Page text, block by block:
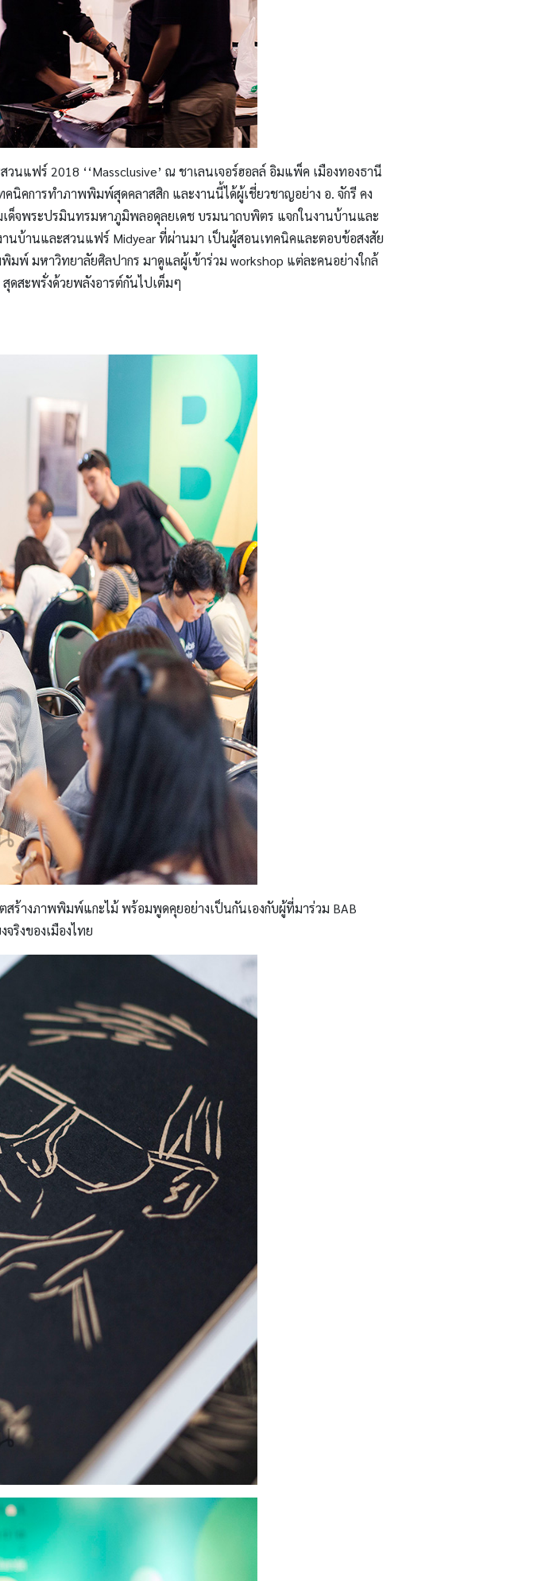
แฟร์ 2018 ‘‘Massclusive’ ณ ชาเลนเจอร์ฮอลล์ อิมแพ็ค เมืองทองธานี
นิคการทำภาพพิมพ์สุดคลาสสิก และงานนี้ได้ผู้เชี่ยวชาญอย่าง อ. จักรี คง
จพระปรมินทรมหาภูมิพลอดุลยเดช บรมนาถบพิตร แจกในงานบ้านและ
นบ้านและสวนแฟร์ Midyear ที่ผ่านมา เป็นผู้สอนเทคนิคและตอบข้อสงสัย
มหาวิทยาลัยศิลปากร มาดูแลผู้เข้าร่วม workshop แต่ละคนอย่างใกล้
ดสะพรั่งด้วยพลังอารต์กันไปเต็มๆ
ร้างภาพพิมพ์แกะไม้ พร้อมพูดคุยอย่างเป็นกันเองกับผู้ที่มาร่วม BAB
ริงของเมืองไทย